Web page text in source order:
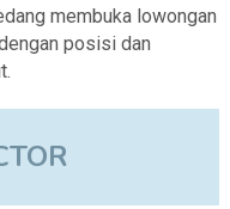
membuka lowongan
posisi dan